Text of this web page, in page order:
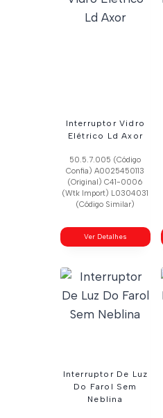
Interruptor Vidro
Elétrico Ld Axor
50.5.7.005 (Código
Confia) A0025450113
(Original) C41-0006
(Wtk Import) L0304031
(Código Similar)
Ver Detalhes
Interruptor De Luz
Do Farol Sem
Neblina